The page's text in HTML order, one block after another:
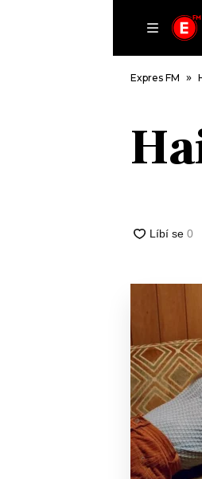
DOMŮ
HUDBA
KALENDÁŘ
KVÍZY
JAK
RÁDIO
APLIKACE
Expres FM